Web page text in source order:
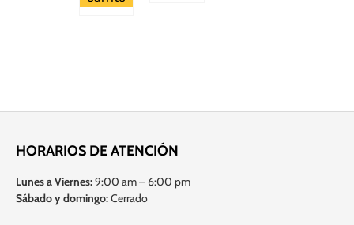
HORARIOS DE ATENCIÓN
Lunes a Viernes:9:00 am – 6:00 pm
Sábado y domingo:Cerrado